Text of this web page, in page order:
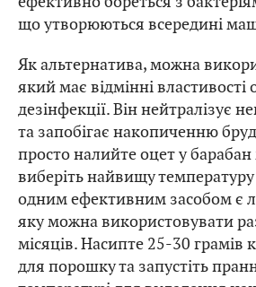
що утворюються всередині
Як альтернатива, можна
який має відмінні
дезінфекції. Він нейтралізує
та запобігає накопиченню
просто налийте оцет у
виберіть найвищу
одним ефективним засобом є
яку можна використовувати
місяців. Насипте 25-30 грамів
для порошку та запустіть